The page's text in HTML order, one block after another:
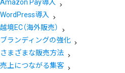
Amazon Pay導入
WordPress導入
越境EC（海外販売）
ブランディングの強化
さまざまな販売方法
売上につながる集客